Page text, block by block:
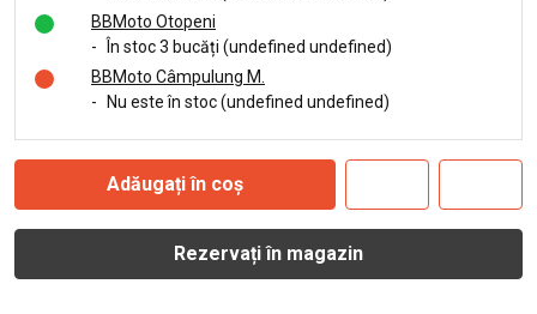
BBMoto Otopeni
-
În stoc 3 bucăți (undefined undefined)
BBMoto Câmpulung M.
-
Nu este în stoc (undefined undefined)
Adăugați în coș
Rezervați în magazin